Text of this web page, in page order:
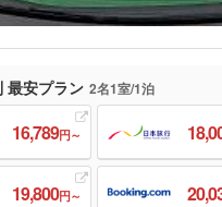
最安プラン 2名1室/1泊
16,789円～
19,800円～